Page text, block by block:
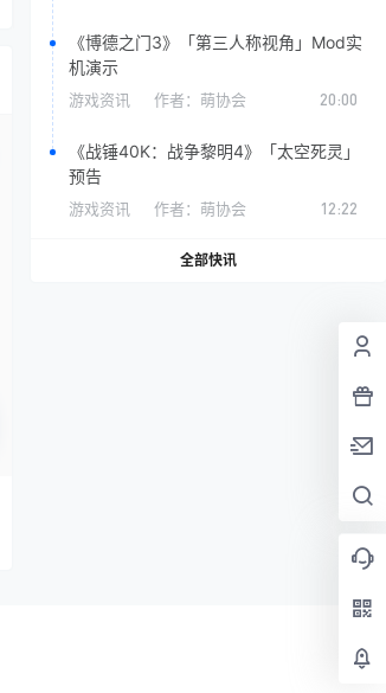
《博德之门3》「第三人称视角」Mod实
机演示
游戏资讯 作者： 萌协会 20:00
《战锤40K：战争黎明4》「太空死灵」
预告
游戏资讯 作者： 萌协会 12:22
全部快讯